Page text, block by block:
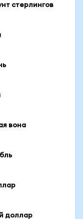
стерлингов
вона
доллар